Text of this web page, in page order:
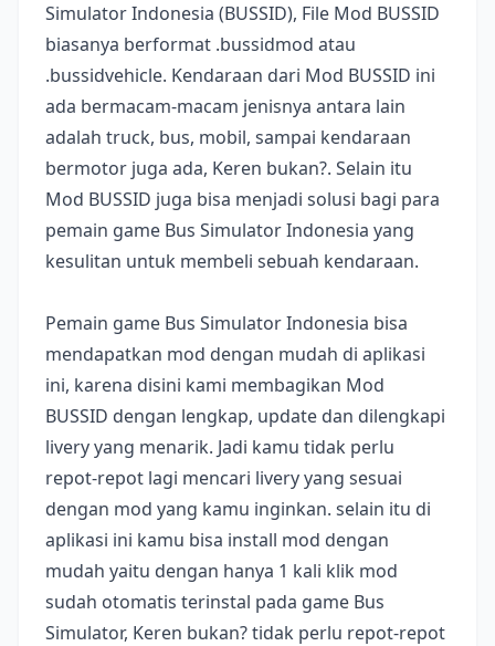
Simulator Indonesia (BUSSID), File Mod BUSSID
biasanya berformat .bussidmod atau
.bussidvehicle. Kendaraan dari Mod BUSSID ini
ada bermacam-macam jenisnya antara lain
adalah truck, bus, mobil, sampai kendaraan
bermotor juga ada, Keren bukan?. Selain itu
Mod BUSSID juga bisa menjadi solusi bagi para
pemain game Bus Simulator Indonesia yang
kesulitan untuk membeli sebuah kendaraan.
Pemain game Bus Simulator Indonesia bisa
mendapatkan mod dengan mudah di aplikasi
ini, karena disini kami membagikan Mod
BUSSID dengan lengkap, update dan dilengkapi
livery yang menarik. Jadi kamu tidak perlu
repot-repot lagi mencari livery yang sesuai
dengan mod yang kamu inginkan. selain itu di
aplikasi ini kamu bisa install mod dengan
mudah yaitu dengan hanya 1 kali klik mod
sudah otomatis terinstal pada game Bus
Simulator, Keren bukan? tidak perlu repot-repot